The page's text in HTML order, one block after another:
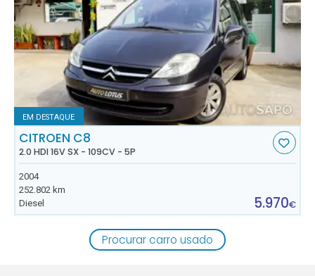
EM DESTAQUE
CITROEN C8
2.0 HDI 16V SX - 109CV - 5P
2004
252.802 km
Diesel
5.970€
Procurar carro usado